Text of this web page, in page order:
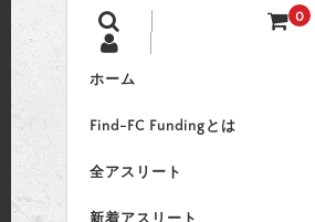
0
ホーム
Find-FC Fundingとは
全アスリート